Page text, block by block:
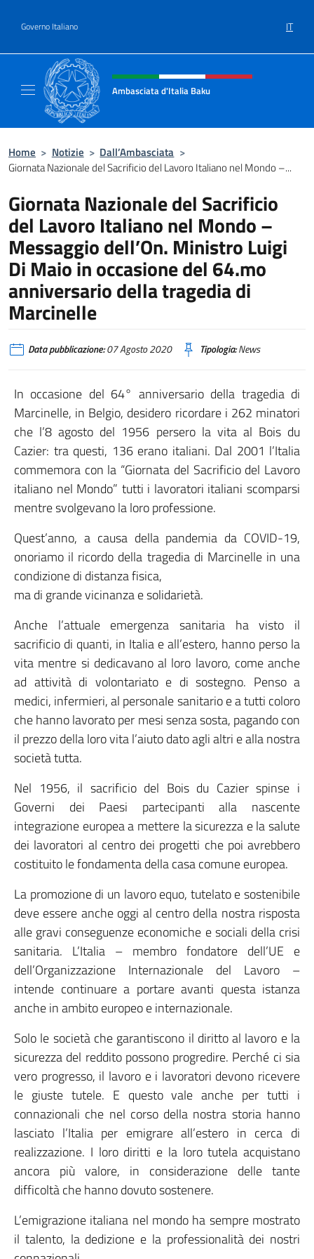
Governo Italiano IT
Intestazione sito, social e menù
Ambasciata d'Italia Baku
Home > Notizie > Dall’Ambasciata >
Giornata Nazionale del Sacrificio del Lavoro Italiano nel Mondo –...
Giornata Nazionale del Sacrificio
del Lavoro Italiano nel Mondo –
Messaggio dell’On. Ministro Luigi
Di Maio in occasione del 64.mo
anniversario della tragedia di
Marcinelle
Data pubblicazione:07 Agosto 2020 Tipologia:News
In occasione del 64° anniversario della tragedia di
Marcinelle, in Belgio, desidero ricordare i 262 minatori
che l’8 agosto del 1956 persero la vita al Bois du
Cazier: tra questi, 136 erano italiani. Dal 2001 l’Italia
commemora con la “Giornata del Sacrificio del Lavoro
italiano nel Mondo” tutti i lavoratori italiani scomparsi
mentre svolgevano la loro professione.
Quest’anno, a causa della pandemia da COVID-19,
onoriamo il ricordo della tragedia di Marcinelle in una
condizione di distanza fisica,
ma di grande vicinanza e solidarietà.
Anche l’attuale emergenza sanitaria ha visto il
sacrificio di quanti, in Italia e all’estero, hanno perso la
vita mentre si dedicavano al loro lavoro, come anche
ad attività di volontariato e di sostegno. Penso a
medici, infermieri, al personale sanitario e a tutti coloro
che hanno lavorato per mesi senza sosta, pagando con
il prezzo della loro vita l’aiuto dato agli altri e alla nostra
società tutta.
Nel 1956, il sacrificio del Bois du Cazier spinse i
Governi dei Paesi partecipanti alla nascente
integrazione europea a mettere la sicurezza e la salute
dei lavoratori al centro dei progetti che poi avrebbero
costituito le fondamenta della casa comune europea.
La promozione di un lavoro equo, tutelato e sostenibile
deve essere anche oggi al centro della nostra risposta
alle gravi conseguenze economiche e sociali della crisi
sanitaria. L’Italia – membro fondatore dell’UE e
dell’Organizzazione Internazionale del Lavoro –
intende continuare a portare avanti questa istanza
anche in ambito europeo e internazionale.
Solo le società che garantiscono il diritto al lavoro e la
sicurezza del reddito possono progredire. Perché ci sia
vero progresso, il lavoro e i lavoratori devono ricevere
le giuste tutele. E questo vale anche per tutti i
connazionali che nel corso della nostra storia hanno
lasciato l’Italia per emigrare all’estero in cerca di
realizzazione. I loro diritti e la loro tutela acquistano
ancora più valore, in considerazione delle tante
difficoltà che hanno dovuto sostenere.
L’emigrazione italiana nel mondo ha sempre mostrato
il talento, la dedizione e la professionalità dei nostri